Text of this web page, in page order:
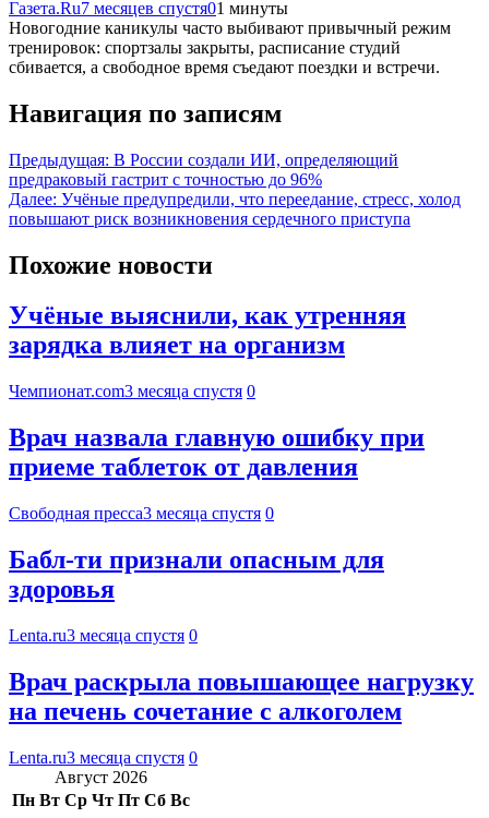
Газета.Ru7 месяцев спустя01 минуты
Новогодние каникулы часто выбивают привычный режим
тренировок: спортзалы закрыты, расписание студий
сбивается, а свободное время съедают поездки и встречи.
Навигация по записям
Предыдущая: В России создали ИИ, определяющий
предраковый гастрит с точностью до 96%
Далее: Учёные предупредили, что переедание, стресс, холод
повышают риск возникновения сердечного приступа
Похожие новости
Учёные выяснили, как утренняя
зарядка влияет на организм
Чемпионат.com3 месяца спустя 0
Врач назвала главную ошибку при
приеме таблеток от давления
Свободная пресса3 месяца спустя 0
Бабл-ти признали опасным для
здоровья
Lenta.ru3 месяца спустя 0
Врач раскрыла повышающее нагрузку
на печень сочетание с алкоголем
Lenta.ru3 месяца спустя 0
Август 2026
Пн Вт Ср Чт Пт Сб Вс